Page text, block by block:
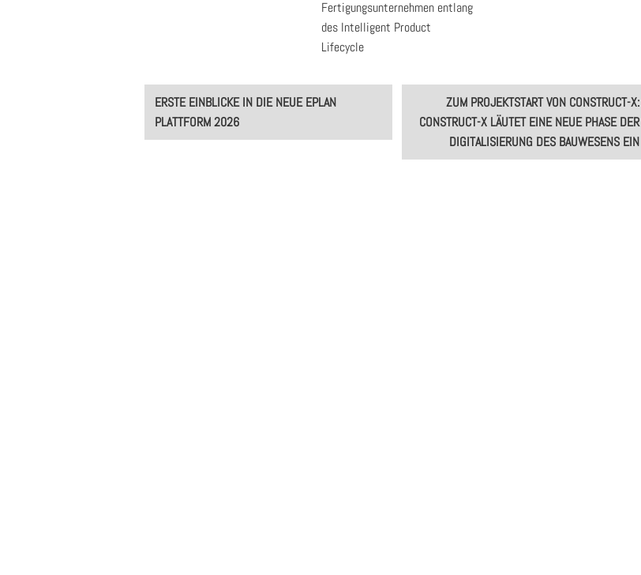
Fertigungsunternehmen entlang
des Intelligent Product
Lifecycle
Post
navigation
ERSTE EINBLICKE IN DIE NEUE EPLAN
PLATTFORM 2026
ZUM PROJEKTSTART VON CONSTRUCT-X:
CONSTRUCT-X LÄUTET EINE NEUE PHASE DER
DIGITALISIERUNG DES BAUWESENS EIN